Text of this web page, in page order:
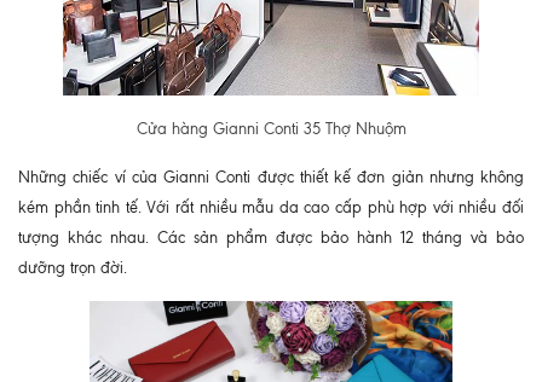
Cửa hàng Gianni Conti 35 Thợ Nhuộm
Những chiếc ví của Gianni Conti được thiết kế đơn giản nhưng không
kém phần tinh tế. Với rất nhiều mẫu da cao cấp phù hợp với nhiều đối
tượng khác nhau. Các sản phẩm được bảo hành 12 tháng và bảo
dưỡng trọn đời.